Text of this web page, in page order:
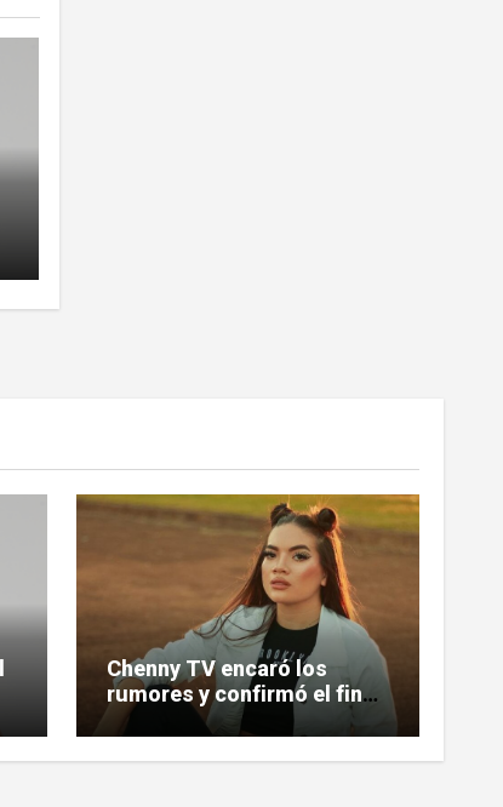
Chenny TV encaró los
rumores y confirmó el fin
de su relación